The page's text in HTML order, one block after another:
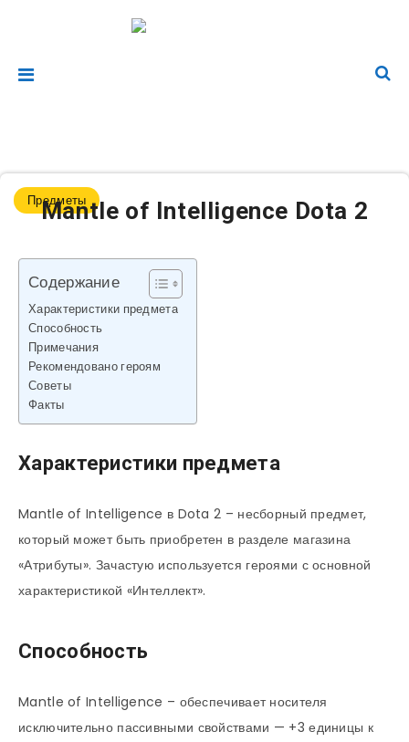
Предметы
Mantle of Intelligence Dota 2
Содержание
Характеристики предмета
Способность
Примечания
Рекомендовано героям
Советы
Факты
Характеристики предмета
Mantle of Intelligence в Dota 2 – несборный предмет,
который может быть приобретен в разделе магазина
«Атрибуты». Зачастую используется героями с основной
характеристикой «Интеллект».
Способность
Mantle of Intelligence – обеспечивает носителя
исключительно пассивными свойствами — +3 единицы к